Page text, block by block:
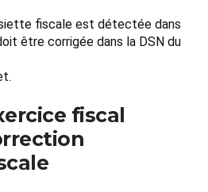
fiscale est détectée dans
être corrigée dans la DSN du
fiscal